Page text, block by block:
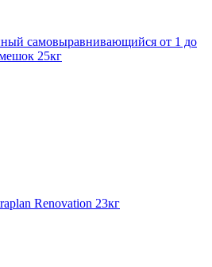
самовыравнивающийся от 1 до
25кг
Renovation 23кг